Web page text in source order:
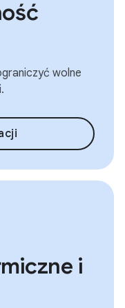
wolne
i